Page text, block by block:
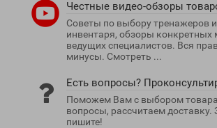
Честные видео-обзоры
Советы по выбору тренажеров
инвентаря, обзоры конкретных
ведущих специалистов. Вся
минусы. Смотреть ...
Есть вопросы?
Поможем Вам с выбором
вопросы, рассчитаем доставку.
пишите!